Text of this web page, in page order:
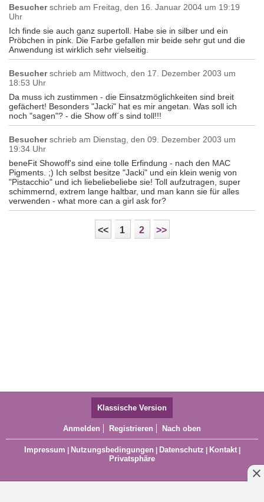
Besucher schrieb am Freitag, den 16. Januar 2004 um 19:19
Uhr
Ich finde sie auch ganz supertoll. Habe sie in silber und ein
Pröbchen in pink. Die Farbe gefallen mir beide sehr gut und die
Anwendung ist wirklich sehr vielseitig.
Besucher schrieb am Mittwoch, den 17. Dezember 2003 um
18:53 Uhr
Da muss ich zustimmen - die Einsatzmöglichkeiten sind breit
gefächert! Besonders "Jacki" hat es mir angetan. Was soll ich
noch "sagen"? - die Show off´s sind toll!!!
Besucher schrieb am Dienstag, den 09. Dezember 2003 um
19:34 Uhr
beneFit Showoff's sind eine tolle Erfindung - nach den MAC
Pigments. ;) Ich selbst besitze "Jacki" und ein klein wenig von
"Pistacchio" und ich liebeliebeliebe sie! Toll aufzutragen, super
schimmernd, extrem lange haltbar, und man kann sie für alles
verwenden - what more can a girl ask for?
<< 1 2 >>
Klassische Version
Anmelden Registrieren Nach oben
Impressum Nutzungsbedingungen Datenschutz Kontakt|
Privatsphäre